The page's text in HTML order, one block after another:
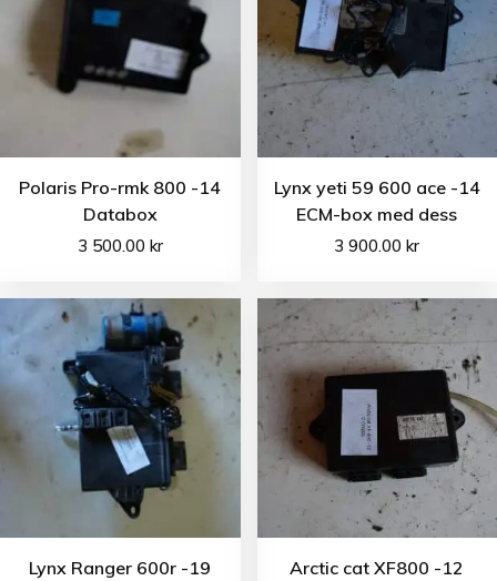
Polaris Pro-rmk 800 -14
Databox
3 500.00 kr
Lynx yeti 59 600 ace -14
ECM-box med dess
3 900.00kr
Lynx Ranger 600r -19
Arctic cat XF800 -12